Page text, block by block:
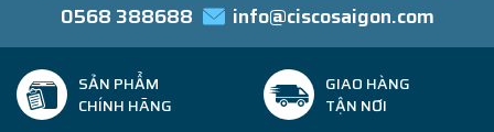
0568 388688
info@ciscosaigon.com
SẢN PHẨM
CHÍNH HÃNG
GIAO HÀNG
TẬN NƠI